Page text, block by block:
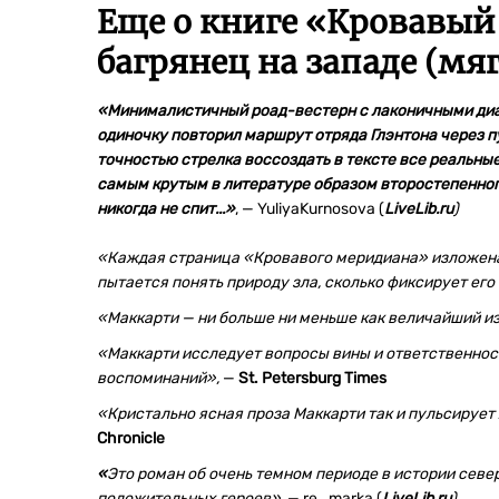
Еще о книге «
багрянец на западе
«Минималистичный роад-вестерн с лаконичными
одиночку повторил маршрут отряда Глэнтона
точностью стрелка воссоздать в тексте все
самым крутым в литературе образом
никогда не спит...», — YuliyaKurnosova (LiveLib.ru)
«Каждая страница «Кровавого меридиана»
пытается понять природу зла, сколько фиксирует
«Маккарти — ни больше ни меньше как величайший
«Маккарти исследует вопросы вины и
воспоминаний», — St. Petersburg Times
«Кристально ясная проза Маккарти так и
Chronicle
«Это роман об очень темном периоде в истории